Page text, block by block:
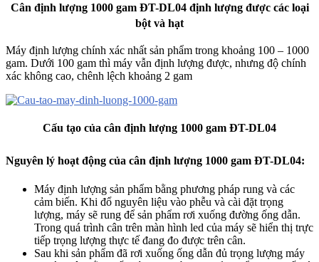
Cân định lượng 1000 gam ĐT-DL04 định lượng được các loại
bột và hạt
Máy định lượng chính xác nhất sản phẩm trong khoảng 100 – 1000
gam. Dưới 100 gam thì máy vẫn định lượng được, nhưng độ chính
xác không cao, chênh lệch khoảng 2 gam
Cấu tạo của cân định lượng 1000 gam ĐT-DL04
Nguyên lý hoạt động của cân định lượng 1000 gam ĐT-DL04:
Máy định lượng sản phẩm bằng phương pháp rung và các
cảm biến. Khi đổ nguyên liệu vào phễu và cài đặt trọng
lượng, máy sẽ rung để sản phẩm rơi xuống đường ống dẫn.
Trong quá trình cân trên màn hình led của máy sẽ hiển thị trực
tiếp trọng lượng thực tế đang đo được trên cân.
Sau khi sản phẩm đã rơi xuống ống dẫn đủ trọng lượng máy